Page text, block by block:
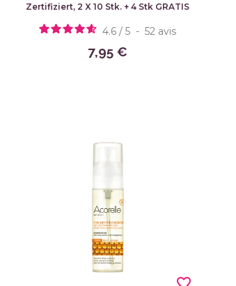
Zertifiziert, 2 X 10 Stk. + 4 Stk GRATIS
4.6 / 5 - 52 avis
7,95 €